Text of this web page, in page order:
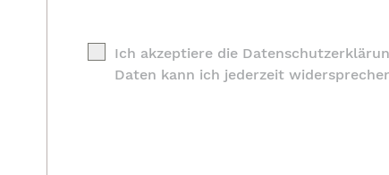
Ich akzeptiere die
Daten kann ich jederzeit